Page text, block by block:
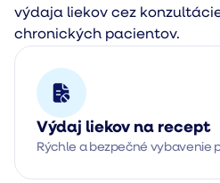
výdaja liekov cez
chronických pacientov.
Výdaj liekov na recept
Rýchle a bezpečné vybavenie